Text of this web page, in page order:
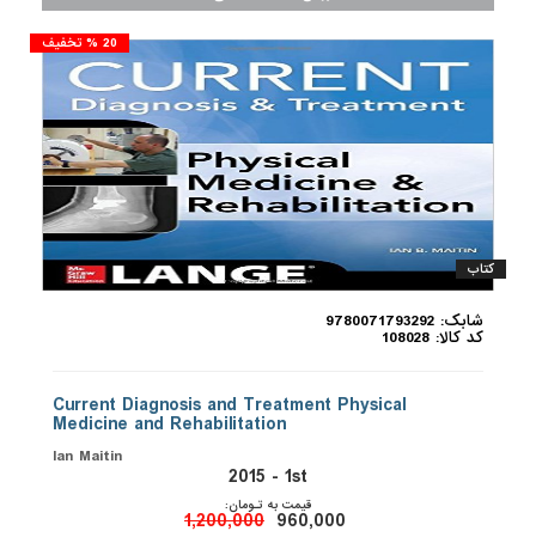
کتاب
20 % تخفیف
شابک: 9780071793292
کد کالا: 108028
Current Diagnosis and Treatment Physical
Medicine and Rehabilitation
Ian Maitin
2015 - 1st
قیمت به تـومان:
960,000
1,200,000